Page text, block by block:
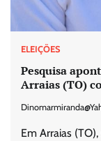
ELEIÇÕES
Pesquisa
Arraias (TO)
Em Arraias